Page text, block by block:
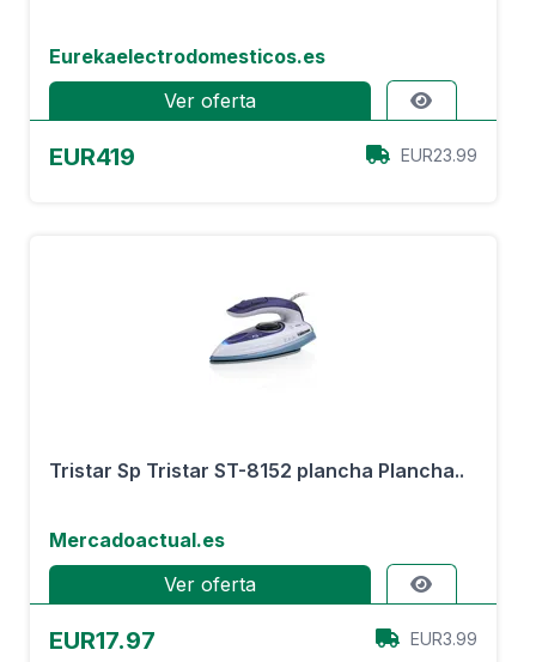
Eurekaelectrodomesticos.es
Ver oferta
EUR419 EUR23.99
Tristar Sp Tristar ST-8152 plancha Plancha..
Mercadoactual.es
Ver oferta
EUR17.97 EUR3.99